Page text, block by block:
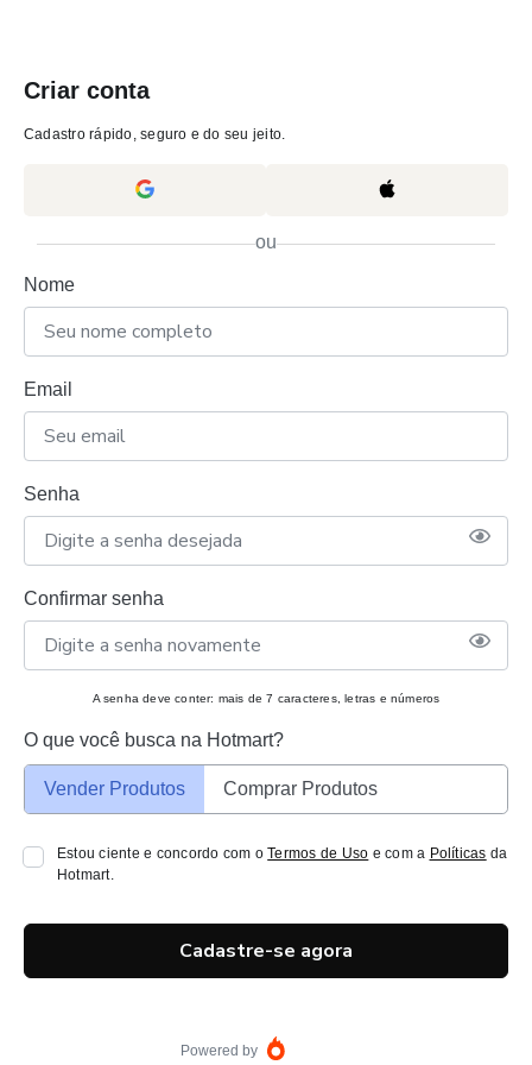
Criar conta
Cadastro rápido, seguro e do seu jeito.
ou
Nome
Email
Senha
Confirmar senha
A senha deve conter: mais de 7 caracteres, letras e números
O que você busca na Hotmart?
Vender Produtos Comprar Produtos
Estou ciente e concordo com oTermos de Uso e com a Políticas da
Hotmart.
Cadastre-se agora
Powered by